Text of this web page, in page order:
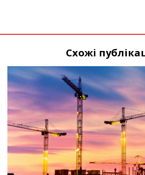
Схожі